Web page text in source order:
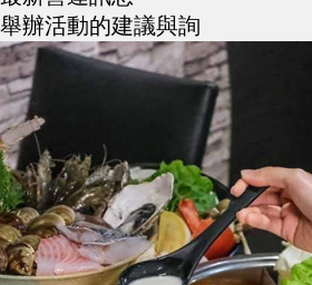
辦活動的建議與詢